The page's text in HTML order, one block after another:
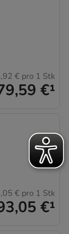
€¹
€ pro 1 Stk
€¹
€ pro 1 Stk